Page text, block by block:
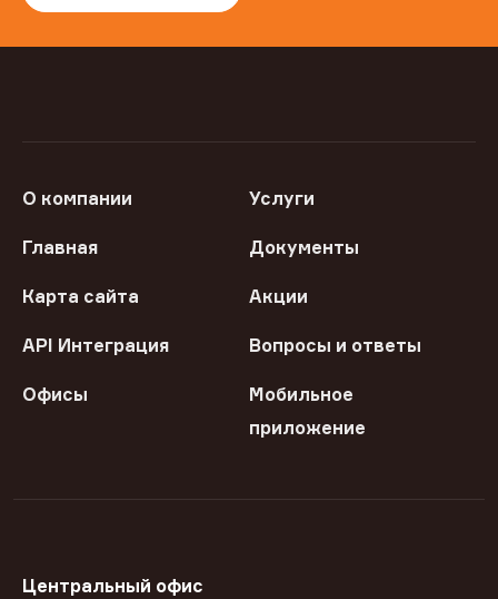
О компании Услуги
Главная Документы
Карта сайта Акции
API Интеграция Вопросы и ответы
Офисы
Мобильное
приложение
Центральный офис